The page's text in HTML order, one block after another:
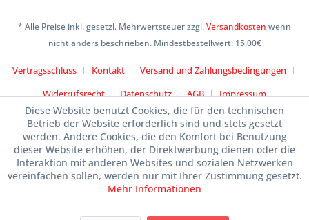
* Alle Preise inkl. gesetzl. Mehrwertsteuer zzgl.Versandkosten wenn
nicht anders beschrieben. Mindestbestellwert: 15,00€
Vertragsschluss Kontakt
Versand und Zahlungsbedingungen
Widerrufsrecht
Datenschutz AGB Impressum
Diese Website benutzt Cookies, die für den technischen
Betrieb der Website erforderlich sind und stets gesetzt
werden. Andere Cookies, die den Komfort bei Benutzung
dieser Website erhöhen, der Direktwerbung dienen oder die
Interaktion mit anderen Websites und sozialen Netzwerken
vereinfachen sollen, werden nur mit Ihrer Zustimmung gesetzt.
Mehr Informationen